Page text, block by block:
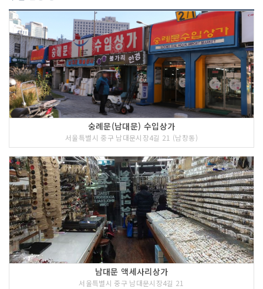
숭례문(남대문) 수입상가
서울특별시 중구 남대문시장4길 21 (남창동)
남대문 액세사리상가
서울특별시 중구 남대문시장4길 21